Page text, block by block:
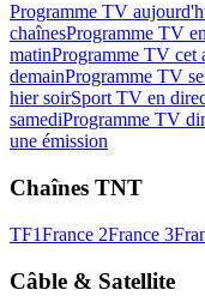
Programme TV
chaînesProgramme TV
matinProgramme TV cet
demainProgramme TV
hier soirSport TV en
samediProgramme TV
une émission
Chaînes TNT
TF1France 2France 3
Câble & Satellite